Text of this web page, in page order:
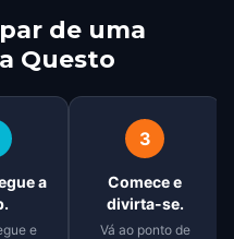
de uma
Questo
a
e
3
Comece e
divirta-se.
Vá ao ponto de